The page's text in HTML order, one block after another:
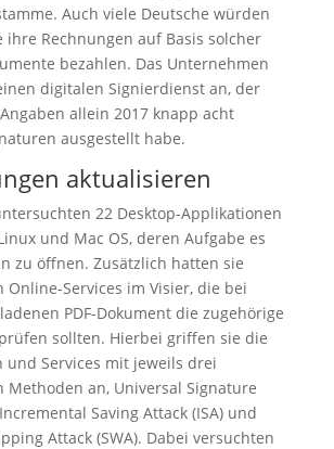
Auch viele Deutsche würden
ihre Rechnungen auf Basis solcher
bezahlen. Das Unternehmen
digitalen Signierdienst an, der
allein 2017 knapp acht
ausgestellt habe.
aktualisieren
22 Desktop-Applikationen
und Mac OS, deren Aufgabe es
zu öffnen. Zusätzlich hatten sie
Online-Services im Visier, die bei
PDF-Dokument die zugehörige
sollten. Hierbei griffen sie die
und Services mit jeweils drei
Methoden an, Universal Signature
Incremental Saving Attack (ISA) und
Attack (SWA). Dabei versuchten